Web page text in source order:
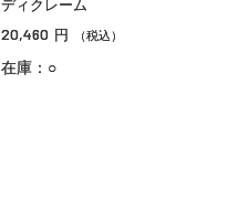
ディクレーム
20,460 円 （税込）
在庫：○